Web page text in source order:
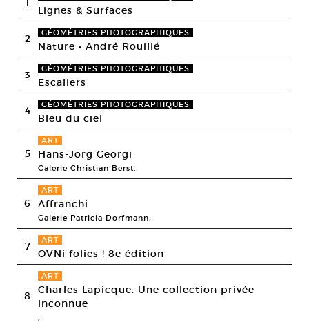
1
Lignes & Surfaces
2 GÉOMÉTRIES PHOTOGRAPHIQUES
Nature • André Rouillé
3 GÉOMÉTRIES PHOTOGRAPHIQUES
Escaliers
4 GÉOMÉTRIES PHOTOGRAPHIQUES
Bleu du ciel
5
ART
Hans-Jörg Georgi
Galerie Christian Berst,
6
ART
Affranchi
Galerie Patricia Dorfmann,
7 ART
OVNi folies ! 8e édition
8
ART
Charles Lapicque. Une collection privée
inconnue
,